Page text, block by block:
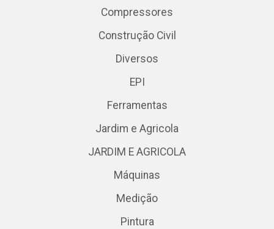
Compressores
Construção Civil
Diversos
EPI
Ferramentas
Jardim e Agricola
JARDIM E AGRICOLA
Máquinas
Medição
Pintura